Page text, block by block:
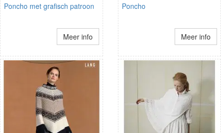
Poncho met grafisch patroon
Meer info
Poncho
Meer info